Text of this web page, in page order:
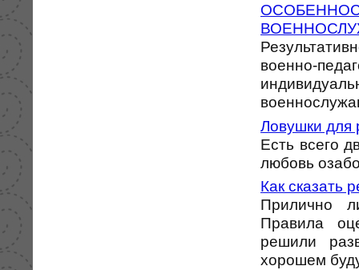
военно-
Ловушки для
Есть всего
любовь
Как сказать
Прилично
Правила
решили
хорошем